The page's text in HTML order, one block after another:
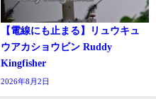
【電線にも止まる】リュウキュ
ウアカショウビン Ruddy
Kingfisher
2026年8月2日